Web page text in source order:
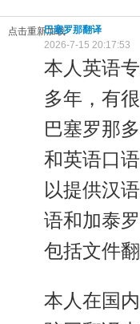
点击重新加载巴塞罗那翻译
2026-7-15 20:17:53
本人英语
多年，有
巴塞罗那
和英语口
以提供汉
语和加泰
包括文件
本人在国